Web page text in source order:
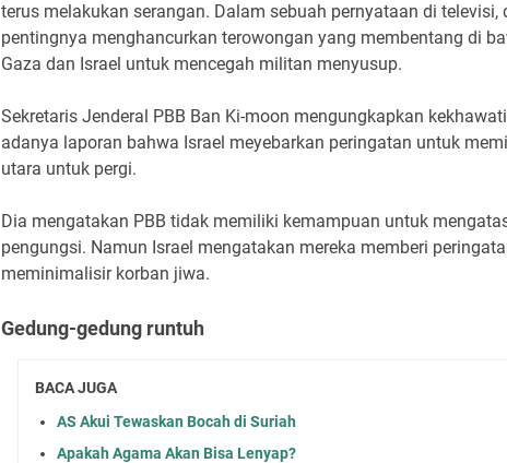
terus melakukan serangan. Dalam sebuah pernyataan di televisi,
pentingnya menghancurkan terowongan yang membentang di
Gaza dan Israel untuk mencegah militan menyusup.
Sekretaris Jenderal PBB Ban Ki-moon mengungkapkan
adanya laporan bahwa Israel meyebarkan peringatan untuk
utara untuk pergi.
Dia mengatakan PBB tidak memiliki kemampuan untuk
pengungsi. Namun Israel mengatakan mereka memberi
meminimalisir korban jiwa.
Gedung-gedung runtuh
BACA JUGA
AS Akui Tewaskan Bocah di Suriah
Apakah Agama Akan Bisa Lenyap?